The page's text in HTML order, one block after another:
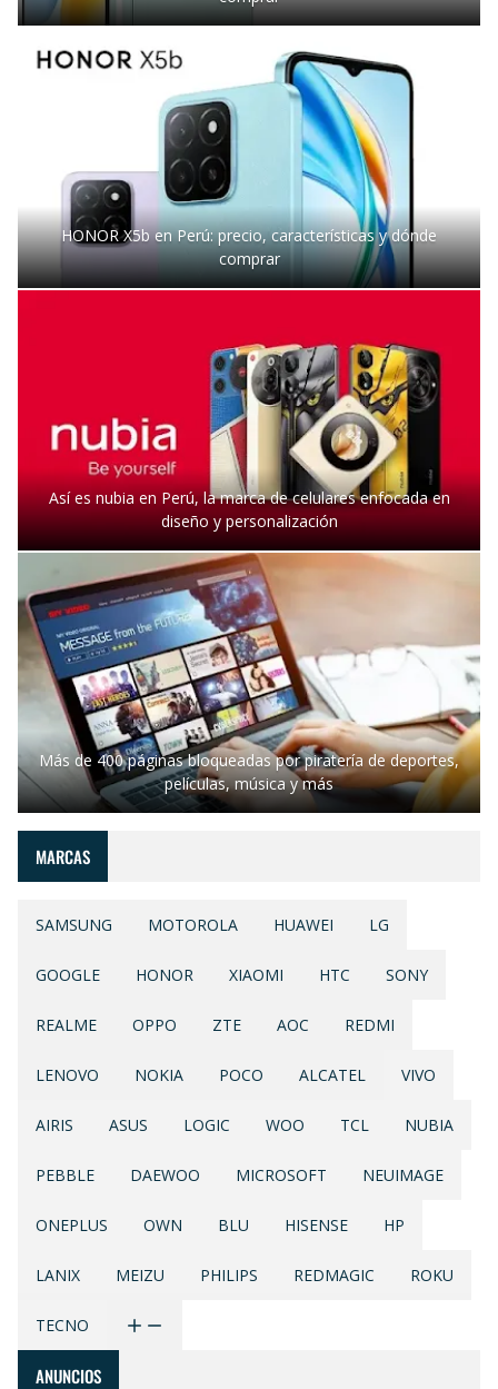
HONOR X5b en Perú: precio, características y dónde
comprar
Así es nubia en Perú, la marca de celulares enfocada en
diseño y personalización
Más de 400 páginas bloqueadas por piratería de deportes,
películas, música y más
MARCAS
SAMSUNG MOTOROLA HUAWEI LG
GOOGLE HONOR XIAOMI HTC SONY
REALME OPPO ZTE AOC REDMI
LENOVO NOKIA POCO ALCATEL VIVO
AIRIS ASUS LOGIC WOO TCL NUBIA
PEBBLE DAEWOO MICROSOFT NEUIMAGE
ONEPLUS OWN BLU HISENSE HP
LANIX MEIZU PHILIPS REDMAGIC ROKU
TECNO
ANUNCIOS